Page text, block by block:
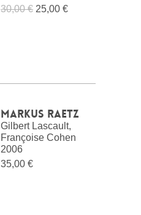
30,00 € 25,00 €
Markus Raetz
Gilbert Lascault,
Françoise Cohen
2006
35,00 €